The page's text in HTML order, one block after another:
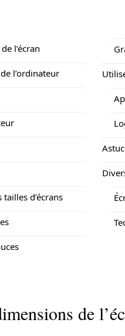
l’écran
l’ordinateur
d’écrans
de